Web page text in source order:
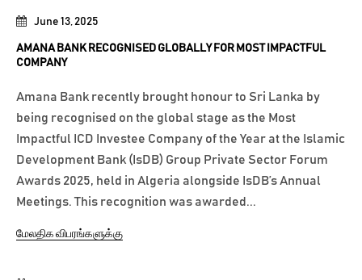
June 13, 2025
AMANA BANK RECOGNISED GLOBALLY FOR MOST IMPACTFUL
COMPANY
Amana Bank recently brought honour to Sri Lanka by
being recognised on the global stage as the Most
Impactful ICD Investee Company of the Year at the Islamic
Development Bank (IsDB) Group Private Sector Forum
Awards 2025, held in Algeria alongside IsDB’s Annual
Meetings. This recognition was awarded...
மேலதிக விபரங்களுக்கு